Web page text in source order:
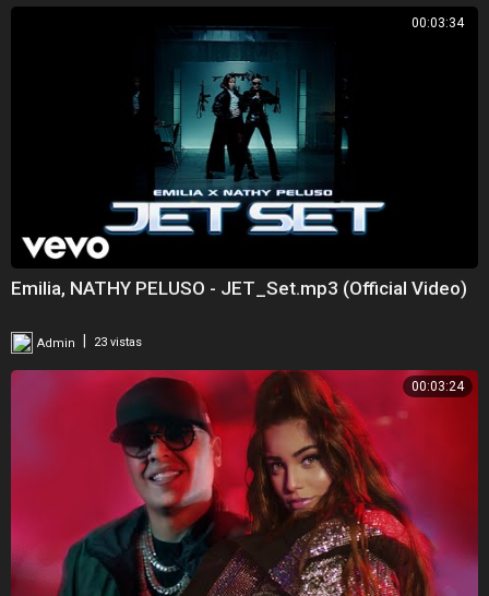
00:03:34
Emilia, NATHY PELUSO - JET_Set.mp3 (Official Video)
Admin 23 vistas
00:03:24